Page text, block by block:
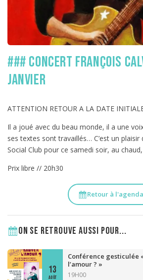
### Concert François
janvier
ATTENTION RETOUR A LA DATE
Il a joué avec du beau monde, il a une
ses textes sont travaillés… C’est un plaisir
Social Club pour ce samedi soir, au
Prix libre // 20h30
Retour à l'agenda
On se retrouve aussi pour...
13
AOÛT
Conférence gesticulée
l’amour ? »
19H00